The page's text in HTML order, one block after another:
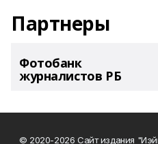
Партнеры
Фотобанк
журналистов РБ
© 2020-2026 Сайт издания